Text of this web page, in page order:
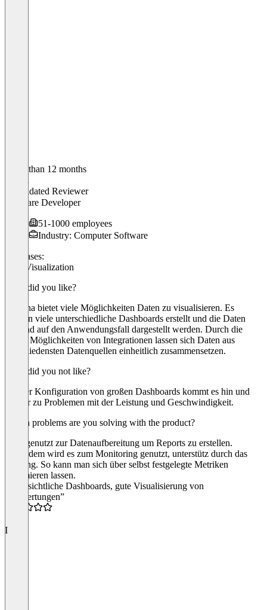
Older than 12 months
Validated Reviewer
Software Developer
51-1000 employees
Industry: Computer Software
Use cases:
Data Visualization
What did you like?
Grafana bietet viele Möglichkeiten Daten zu visualisieren. Es
können viele unterschiedliche Dashboards erstellt und die Daten
passend auf den Anwendungsfall dargestellt werden. Durch die
vielen Möglichkeiten von Integrationen lassen sich Daten aus
verschiedensten Datenquellen einheitlich zusammensetzen.
What did you not like?
Bei der Konfiguration von großen Dashboards kommt es hin und
wieder zu Problemen mit der Leistung und Geschwindigkeit.
Which problems are you solving with the product?
Wird genutzt zur Datenaufbereitung um Reports zu erstellen.
Außerdem wird es zum Monitoring genutzt, unterstütz durch das
Alerting. So kann man sich über selbst festgelegte Metriken
informieren lassen.
“Übersichtliche Dashboards, gute Visualisierung von
Auswertungen”
I